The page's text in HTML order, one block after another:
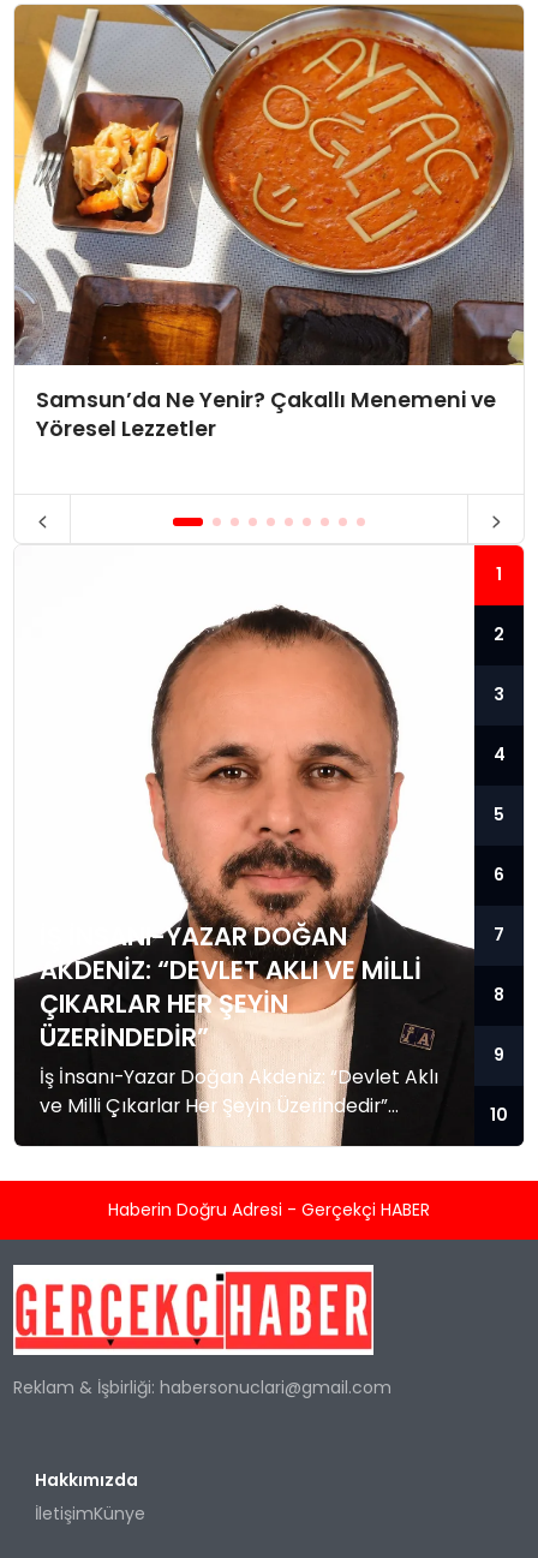
Samsun’da Ne Yenir? Çakallı Menemeni ve
Yöresel Lezzetler
İŞ İNSANI-YAZAR DOĞAN
AKDENIZ: “DEVLET AKLI VE MILLI
ÇIKARLAR HER ŞEYIN
ÜZERINDEDIR”
İş İnsanı-Yazar Doğan Akdeniz: “Devlet Aklı
ve Milli Çıkarlar Her Şeyin Üzerindedir”
Küresel güç dengelerinin hızla değiştiği,
İnsanı ve Yazar Doğan Akdeniz’den kritik
değerlendirmeler geldi. Dış politika, güvenlik
stratejileri ve Mavi Vatan konularındaki
derinlemesine analizleriyle tanınan Akdeniz,
Türkiye’nin geleceğine dair yaptığı
açıklamada milli birlik ve...
1
2
3
4
5
6
7
8
9
10
Haberin Doğru Adresi - Gerçekçi HABER
Reklam & İşbirliği:habersonuclari@gmail.com
Hakkımızda
İletişimKünye